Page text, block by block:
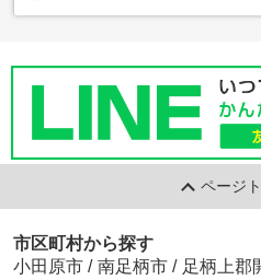
ページ
市区町村から探す
小田原市 / 南足柄市 / 足柄上郡